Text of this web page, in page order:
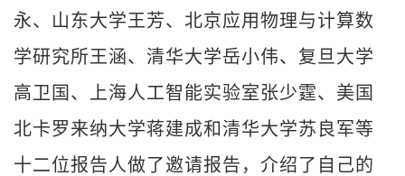
永、山东大学王芳、北京应用物理与计算数
学研究所王涵、清华大学岳小伟、复旦大学
高卫国、上海人工智能实验室张少霆、美国
北卡罗来纳大学蒋建成和清华大学苏良军等
十二位报告人做了邀请报告，介绍了自己的